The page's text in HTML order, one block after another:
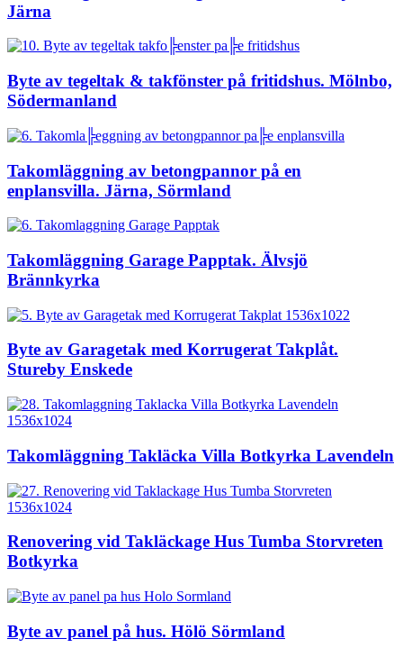
Järna
Byte av tegeltak & takfönster på fritidshus. Mölnbo,
Södermanland
Takomläggning av betongpannor på en
enplansvilla. Järna, Sörmland
Takomläggning Garage Papptak. Älvsjö
Brännkyrka
Byte av Garagetak med Korrugerat Takplåt.
Stureby Enskede
Takomläggning Takläcka Villa Botkyrka Lavendeln
Renovering vid Takläckage Hus Tumba Storvreten
Botkyrka
Byte av panel på hus. Hölö Sörmland